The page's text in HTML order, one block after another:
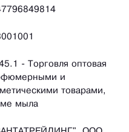
- Торговля оптовая
и
товарами,
мыла